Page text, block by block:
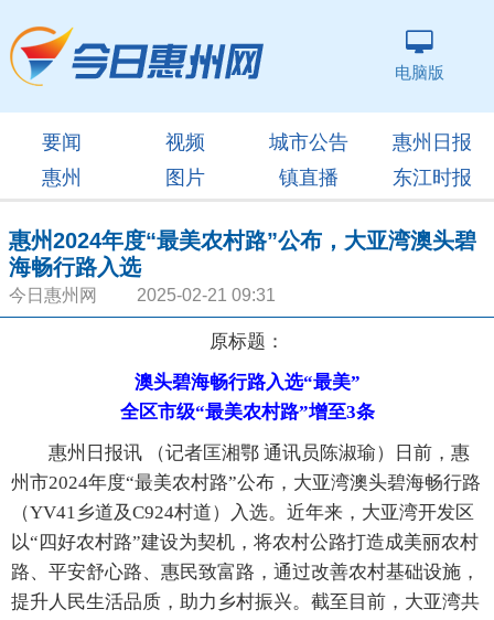
电脑版
要闻 视频 城市公告
惠州日报
惠州
图片 镇直播 东江时报
惠州2024年度“最美农村路”公布，大亚湾澳头碧
海畅行路入选
今日惠州网 2025-02-21 09:31
原标题：
澳头碧海畅行路入选“最美”
全区市级“最美农村路”增至3条
惠州日报讯 （记者匡湘鄂 通讯员陈淑瑜）日前，惠
州市2024年度“最美农村路”公布，大亚湾澳头碧海畅行路
（YV41乡道及C924村道）入选。近年来，大亚湾开发区
以“四好农村路”建设为契机，将农村公路打造成美丽农村
路、平安舒心路、惠民致富路，通过改善农村基础设施，
提升人民生活品质，助力乡村振兴。截至目前，大亚湾共